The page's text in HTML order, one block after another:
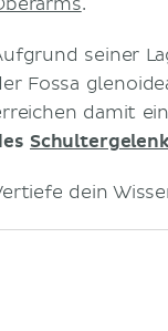
.
seiner
Fossa
damit
dein